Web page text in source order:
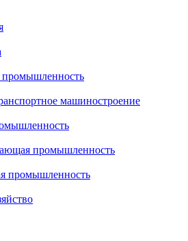
промышленность
машиностроение
промышленность
промышленность